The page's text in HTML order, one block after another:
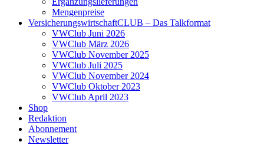
Mengenpreise
VersicherungswirtschaftCLUB – Das Talkformat
VWClub Juni 2026
VWClub März 2026
VWClub November 2025
VWClub Juli 2025
VWClub November 2024
VWClub Oktober 2023
VWClub April 2023
Shop
Redaktion
Abonnement
Newsletter